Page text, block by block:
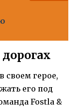
герое,
его под
Fostla &